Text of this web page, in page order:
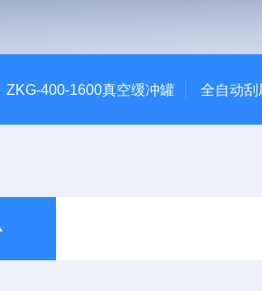
ZKG-400-1600真空缓冲罐 全自动刮